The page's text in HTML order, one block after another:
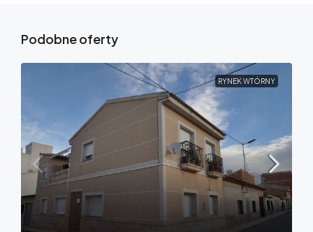
Podobne oferty
RYNEK WTÓRNY